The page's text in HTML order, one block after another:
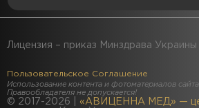
Пользовательское Соглашение
Использование контента и фотоматериалов
Правообладателя не допускается!
© 2017-2026 | «АВИЦЕННА МЕД» —
Лицензия – приказ Минздрава Украины